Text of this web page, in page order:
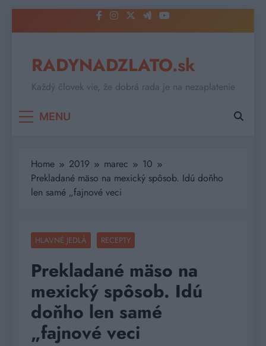
to
RADYNADZLATO.sk
Každý človek vie, že dobrá rada je na nezaplatenie
MENU
Home 2019 marec
10
Prekladané mäso na mexický spôsob. Idú doňho
len samé „fajnové veci
HLAVNÉ JEDLÁ RECEPTY
Prekladané mäso na
mexický spôsob. Idú
doňho len samé
„fajnové veci